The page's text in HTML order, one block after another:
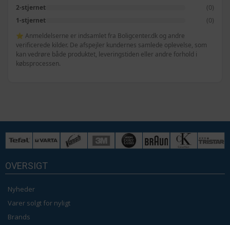
2-stjernet (0)
1-stjernet (0)
⭐ Anmeldelserne er indsamlet fra Boligcenter.dk og andre
verificerede kilder. De afspejler kundernes samlede oplevelse, som
kan vedrøre både produktet, leveringstiden eller andre forhold i
købsprocessen.
OVERSIGT
Nyheder
Varer solgt for nyligt
Brands